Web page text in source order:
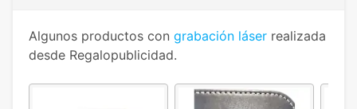
Algunos productos con grabación láser realizada
desde Regalopublicidad.